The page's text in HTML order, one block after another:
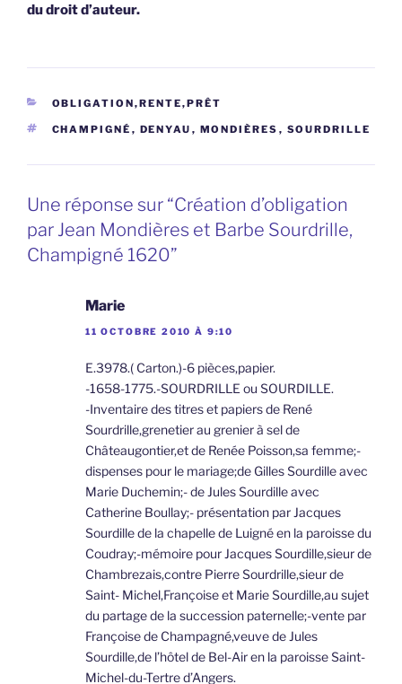
du droit d’auteur.
CATÉGORIES
OBLIGATION,RENTE,PRÊT
ÉTIQUETTES
CHAMPIGNÉ , DENYAU , MONDIÈRES , SOURDRILLE
Une réponse sur “Création d’obligation
par Jean Mondières et Barbe Sourdrille,
Champigné 1620”
Marie
11 OCTOBRE 2010 À 9:10
E.3978.( Carton.)-6 pièces,papier.
-1658-1775.-SOURDRILLE ou SOURDILLE.
-Inventaire des titres et papiers de René
Sourdrille,grenetier au grenier à sel de
Châteaugontier,et de Renée Poisson,sa femme;-
dispenses pour le mariage;de Gilles Sourdille avec
Marie Duchemin;- de Jules Sourdille avec
Catherine Boullay;- présentation par Jacques
Sourdille de la chapelle de Luigné en la paroisse du
Coudray;-mémoire pour Jacques Sourdille,sieur de
Chambrezais,contre Pierre Sourdrille,sieur de
Saint- Michel,Françoise et Marie Sourdille,au sujet
du partage de la succession paternelle;-vente par
Françoise de Champagné,veuve de Jules
Sourdille,de l’hôtel de Bel-Air en la paroisse Saint-
Michel-du-Tertre d’Angers.